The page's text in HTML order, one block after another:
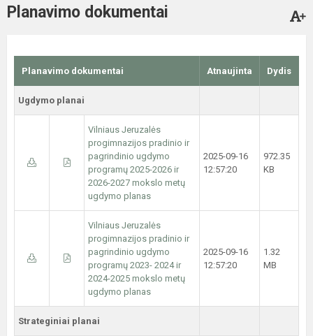
Planavimo dokumentai
Planavimo dokumentai Atnaujinta Dydis
Ugdymo planai
Vilniaus Jeruzalės
progimnazijos pradinio ir
pagrindinio ugdymo
programų 2025-2026 ir
2026-2027 mokslo metų
ugdymo planas
2025-09-16
12:57:20
972.35
KB
Vilniaus Jeruzalės
progimnazijos pradinio ir
pagrindinio ugdymo
programų 2023- 2024 ir
2024-2025 mokslo metų
ugdymo planas
2025-09-16
12:57:20
1.32
MB
Strateginiai planai